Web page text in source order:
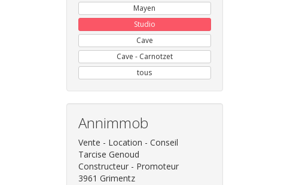
Mayen
Studio
Cave
Cave - Carnotzet
tous
Annimmob
Vente - Location - Conseil
Tarcise Genoud
Constructeur - Promoteur
3961 Grimentz